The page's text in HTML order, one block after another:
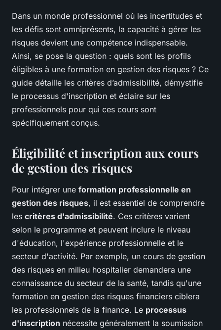
Dans un monde professionnel où les incertitudes et
les défis sont omniprésents, la capacité à gérer les
risques devient une compétence indispensable.
Ainsi, se pose la question : quels sont les profils
éligibles à une formation en gestion des risques ? Ce
guide détaille les critères d’admissibilité, démystifie
le processus d'inscription et éclaire sur les
professionnels pour qui ces cours sont
spécifiquement conçus.
Éligibilité et inscription aux cours
de gestion des risques
Pour intégrer une formation professionnelle en
gestion des risques, il est essentiel de comprendre
les critères d'admissibilité. Ces critères varient
selon le programme et peuvent inclure le niveau
d'éducation, l'expérience professionnelle et le
secteur d'activité. Par exemple, un cours de gestion
des risques en milieu hospitalier demandera une
connaissance du secteur de la santé, tandis qu'une
formation en gestion des risques financiers ciblera
les professionnels de la finance. Le processus
d'inscription nécessite généralement la soumission